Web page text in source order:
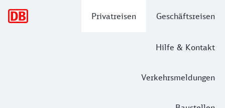
Privatreisen Geschäftsreisen
Hilfe & Kontakt
Verkehrsmeldungen